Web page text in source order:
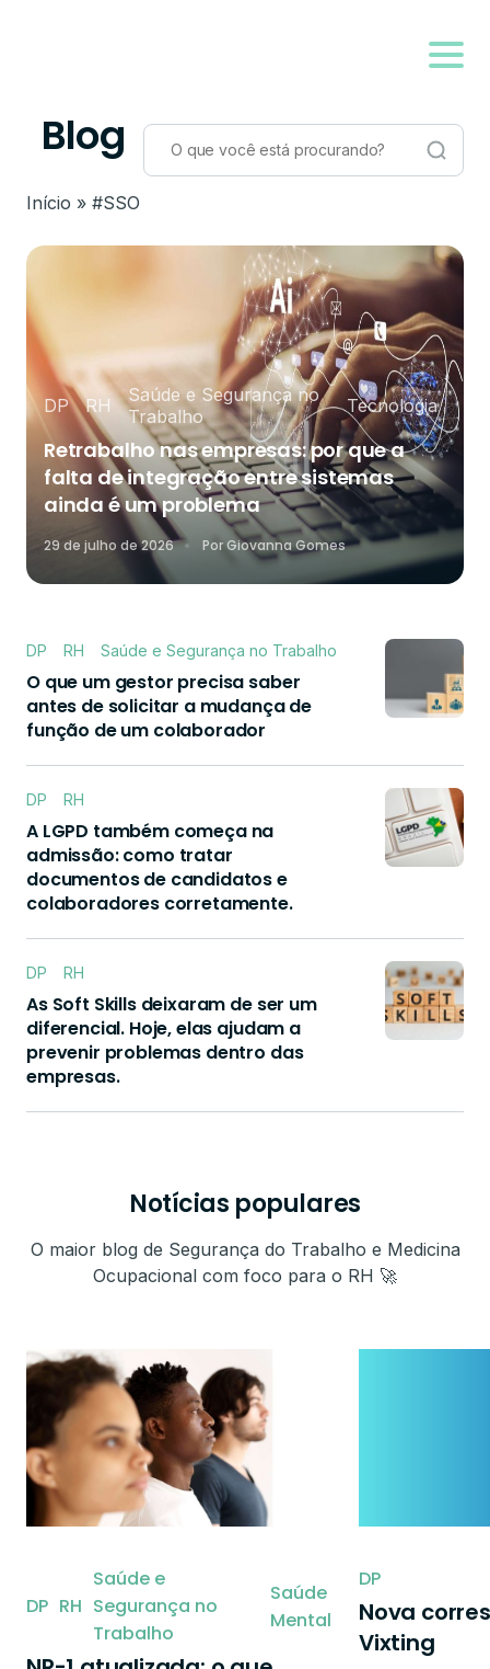
Blog
Início » #SSO
DP RH
Saúde e Segurança no
Trabalho
Tecnologia
Retrabalho nas empresas: por que a
falta de integração entre sistemas
ainda é um problema
29 de julho de 2026 PorGiovanna Gomes
DP RH Saúde e Segurança no Trabalho
O que um gestor precisa saber
antes de solicitar a mudança de
função de um colaborador
DP RH
A LGPD também começa na
admissão: como tratar
documentos de candidatos e
colaboradores corretamente.
DP RH
As Soft Skills deixaram de ser um
diferencial. Hoje, elas ajudam a
prevenir problemas dentro das
empresas.
Notícias populares
O maior blog de Segurança do Trabalho e Medicina
Ocupacional com foco para o RH 🚀
DP RH
Saúde e
Segurança no
Trabalho
Saúde
Mental
DP
Nova
Vixting